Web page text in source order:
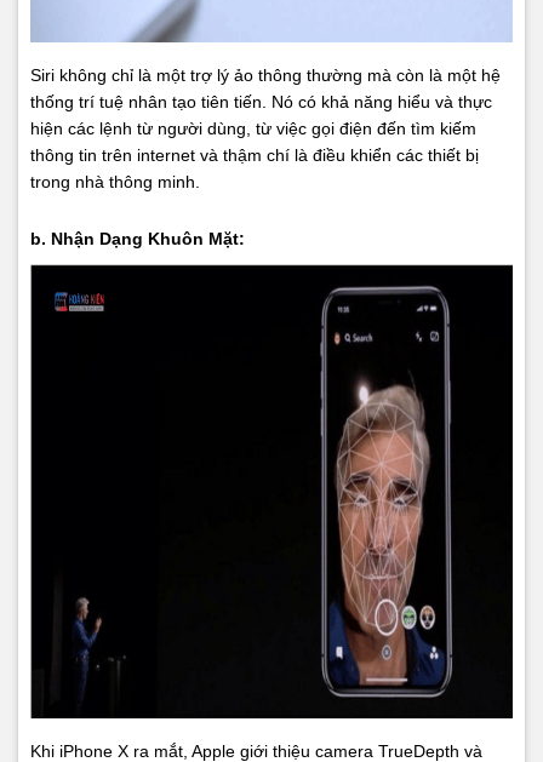
Siri không chỉ là một trợ lý ảo thông thường mà còn là một hệ
thống trí tuệ nhân tạo tiên tiến. Nó có khả năng hiểu và thực
hiện các lệnh từ người dùng, từ việc gọi điện đến tìm kiếm
thông tin trên internet và thậm chí là điều khiển các thiết bị
trong nhà thông minh.
b. Nhận Dạng Khuôn Mặt:
Khi iPhone X ra mắt, Apple giới thiệu camera TrueDepth và